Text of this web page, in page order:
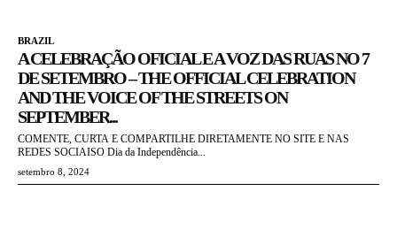
BRAZIL
A CELEBRAÇÃO OFICIAL E A VOZ DAS RUAS NO 7
DE SETEMBRO – THE OFFICIAL CELEBRATION
AND THE VOICE OF THE STREETS ON
SEPTEMBER...
COMENTE, CURTA E COMPARTILHE DIRETAMENTE NO SITE E NAS
REDES SOCIAISO Dia da Independência...
setembro 8, 2024